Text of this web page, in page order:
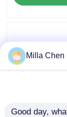
Περιπτώσεις
Οπτικών
Milla Chen
Good day,